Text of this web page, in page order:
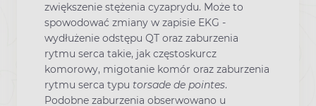
zwiększenie stężenia cyzaprydu. Może to
spowodować zmiany w zapisie EKG -
wydłużenie odstępu QT oraz zaburzenia
rytmu serca takie, jak częstoskurcz
komorowy, migotanie komór oraz zaburzenia
rytmu serca typu torsade de pointes.
Podobne zaburzenia obserwowano u